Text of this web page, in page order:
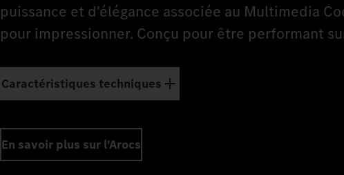
puissance et d'élégance associée au Multimedia
pour impressionner. Conçu pour être performant
Caractéristiques techniques
En savoir plus sur l'Arocs